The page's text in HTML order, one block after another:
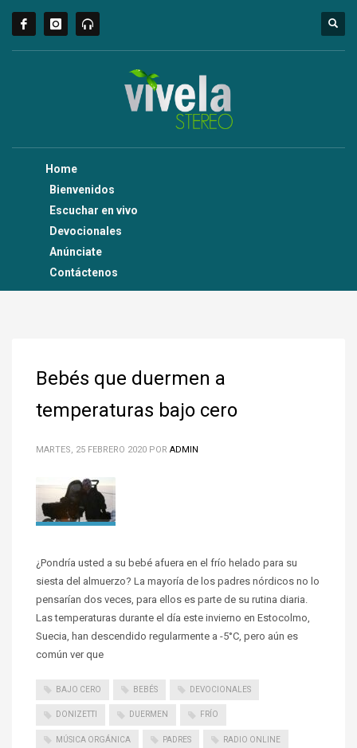
Home
Bienvenidos
Escuchar en vivo
Devocionales
Anúnciate
Contáctenos
Bebés que duermen a
temperaturas bajo cero
MARTES, 25 FEBRERO 2020 POR ADMIN
¿Pondría usted a su bebé afuera en el frío helado para su
siesta del almuerzo? La mayoría de los padres nórdicos no lo
pensarían dos veces, para ellos es parte de su rutina diaria.
Las temperaturas durante el día este invierno en Estocolmo,
Suecia, han descendido regularmente a -5°C, pero aún es
común ver que
BAJO CERO BEBÉS DEVOCIONALES
DONIZETTI DUERMEN FRÍO
MÚSICA ORGÁNICA PADRES RADIO ONLINE